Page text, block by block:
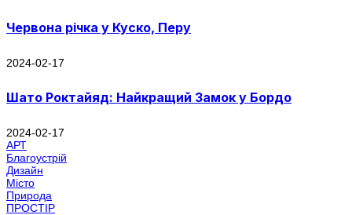
Червона річка у Куско, Перу
2024-02-17
Шато Роктайяд: Найкращий Замок у Бордо
2024-02-17
АРТ
Благоустрій
Дизайн
Місто
Природа
ПРОСТІР